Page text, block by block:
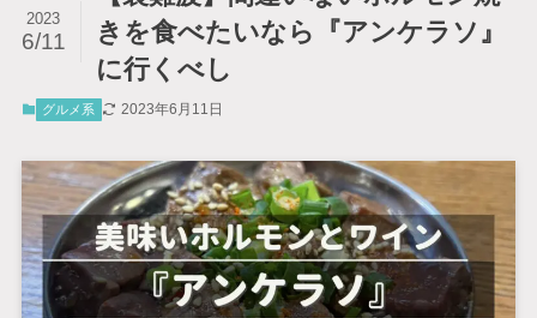
きを食べたいなら『アンケラソ』
に行くべし
2023
6/11
グルメ系 2023年6月11日